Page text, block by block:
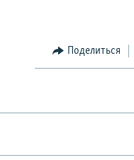
Поделиться